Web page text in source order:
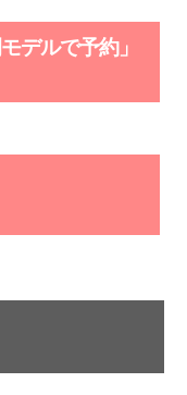
モデルで予約」